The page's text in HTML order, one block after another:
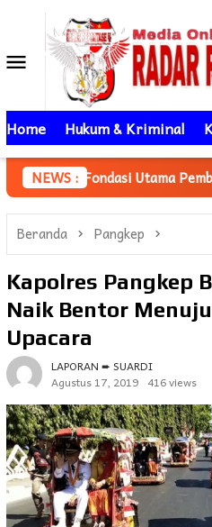
kontenMenu
Mobile
Home Hukum & Kriminal
NEWS :
Utama Pembangunan
Beranda Pangkep
Kapolres Pangkep
Naik Bentor
Upacara
LAPORAN ➨ SUARDI
Agustus 17, 2019 416 views